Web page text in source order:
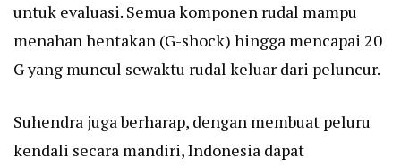
untuk evaluasi. Semua komponen rudal mampu
menahan hentakan (G-shock) hingga mencapai 20
G yang muncul sewaktu rudal keluar dari peluncur.
Suhendra juga berharap, dengan membuat peluru
kendali secara mandiri, Indonesia dapat